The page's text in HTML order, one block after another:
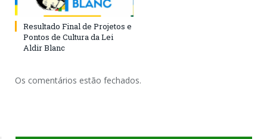
Resultado Final de Projetos e
Pontos de Cultura da Lei
Aldir Blanc
Os comentários estão fechados.